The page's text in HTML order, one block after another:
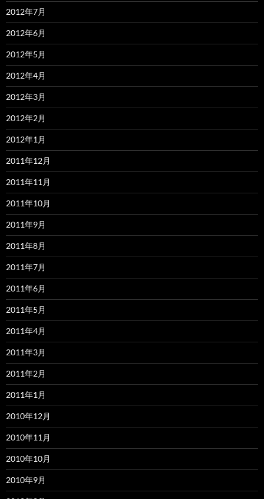
2012年7月
2012年6月
2012年5月
2012年4月
2012年3月
2012年2月
2012年1月
2011年12月
2011年11月
2011年10月
2011年9月
2011年8月
2011年7月
2011年6月
2011年5月
2011年4月
2011年3月
2011年2月
2011年1月
2010年12月
2010年11月
2010年10月
2010年9月